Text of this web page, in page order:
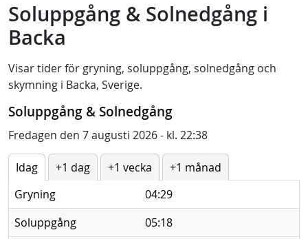
Soluppgång & Solnedgång i
Backa
Visar tider för gryning, soluppgång, solnedgång och
skymning i Backa, Sverige.
Soluppgång & Solnedgång
Fredagen den 7 augusti 2026 - kl. 22:38
Idag +1 dag +1 vecka
+1 månad
Gryning
04:29
Soluppgång
05:18